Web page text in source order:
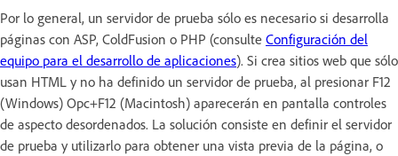
Por lo general, un servidor de prueba sólo es necesario si desarrolla
páginas con ASP, ColdFusion o PHP (consulte Configuración del
equipo para el desarrollo de aplicaciones). Si crea sitios web que sólo
usan HTML y no ha definido un servidor de prueba, al presionar F12
(Windows) Opc+F12 (Macintosh) aparecerán en pantalla controles
de aspecto desordenados. La solución consiste en definir el servidor
de prueba y utilizarlo para obtener una vista previa de la página, o